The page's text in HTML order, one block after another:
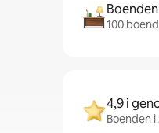
100
4,9 i
Boenden